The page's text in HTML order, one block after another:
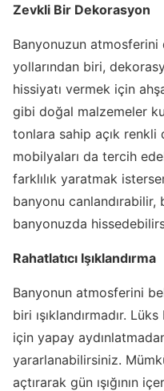
Zevkli Bir Dekorasyon
Banyonuzun
yollarından biri,
hissiyatı vermek için
gibi doğal malzemeler
tonlara sahip açık renkli
mobilyaları da tercih
farklılık yaratmak
banyonu
banyonuzda
Rahatlatıcı Işıklandırma
Banyonun atmosferini
biri ışıklandırmadır.
için yapay
yararlanabilirsiniz.
açtırarak gün ışığının